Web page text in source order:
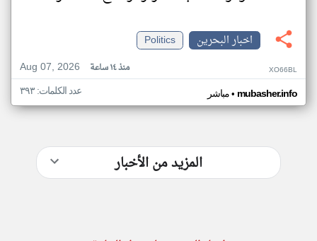
اخبار البحرين
Politics
Aug 07, 2026
منذ ١٤ ساعة XO66BL
مباشر• mubasher.info عدد الكلمات: ٣٩٣
المزيد من الأخبار